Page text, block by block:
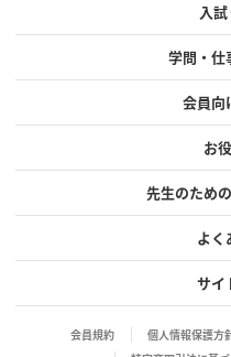
入
学問・仕
会員向
お
先生のため
よく
サイ
会員規約 個人情報保護方